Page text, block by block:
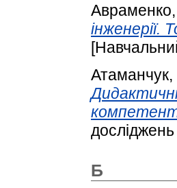
інженерії.
досліджень
Б